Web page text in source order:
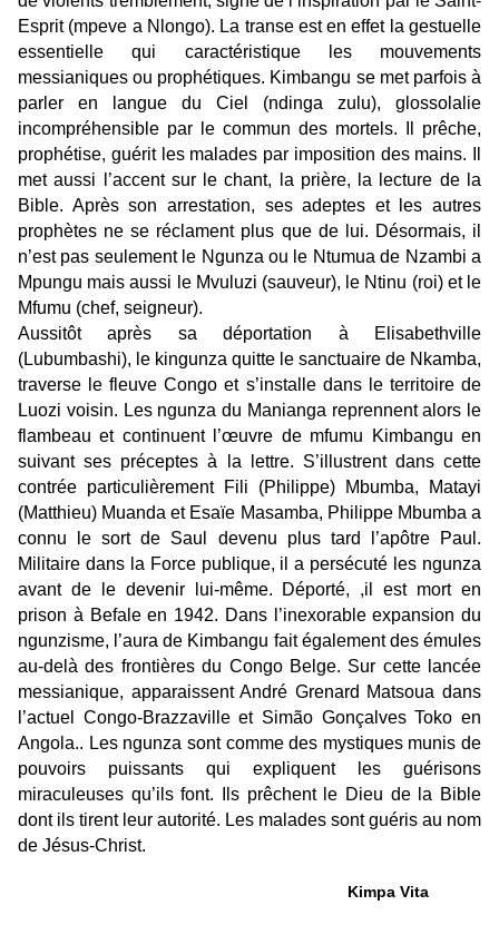
Esprit (mpeve a Nlongo). La transe est en effet la gestuelle
essentielle qui caractéristique les mouvements
messianiques ou prophétiques. Kimbangu se met parfois à
parler en langue du Ciel (ndinga zulu), glossolalie
incompréhensible par le commun des mortels. Il prêche,
prophétise, guérit les malades par imposition des mains. Il
met aussi l’accent sur le chant, la prière, la lecture de la
Bible. Après son arrestation, ses adeptes et les autres
prophètes ne se réclament plus que de lui. Désormais, il
n’est pas seulement le Ngunza ou le Ntumua de Nzambi a
Mpungu mais aussi le Mvuluzi (sauveur), le Ntinu (roi) et le
Mfumu (chef, seigneur).
Aussitôt après sa déportation à Elisabethville
(Lubumbashi), le kingunza quitte le sanctuaire de Nkamba,
traverse le fleuve Congo et s’installe dans le territoire de
Luozi voisin. Les ngunza du Manianga reprennent alors le
flambeau et continuent l’œuvre de mfumu Kimbangu en
suivant ses préceptes à la lettre. S’illustrent dans cette
contrée particulièrement Fili (Philippe) Mbumba, Matayi
(Matthieu) Muanda et Esaïe Masamba, Philippe Mbumba a
connu le sort de Saul devenu plus tard l’apôtre Paul.
Militaire dans la Force publique, il a persécuté les ngunza
avant de le devenir lui-même. Déporté, ,il est mort en
prison à Befale en 1942. Dans l’inexorable expansion du
ngunzisme, l’aura de Kimbangu fait également des émules
au-delà des frontières du Congo Belge. Sur cette lancée
messianique, apparaissent André Grenard Matsoua dans
l’actuel Congo-Brazzaville et Simão Gonçalves Toko en
Angola.. Les ngunza sont comme des mystiques munis de
pouvoirs puissants qui expliquent les guérisons
miraculeuses qu’ils font. Ils prêchent le Dieu de la Bible
dont ils tirent leur autorité. Les malades sont guéris au nom
de Jésus-Christ.
Kimpa Vita